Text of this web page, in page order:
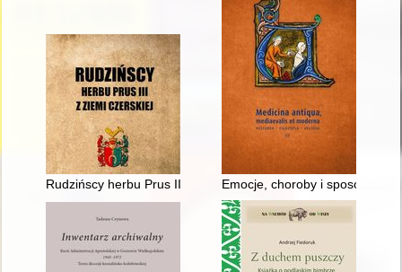
Rudzińscy herbu Prus III z ziemi ciechanowskiej w
Emocje, choroby i sposoby